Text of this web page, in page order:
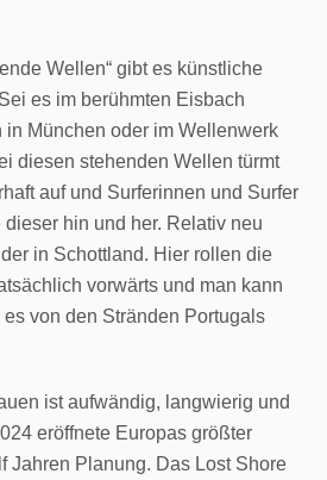
Wellen“ gibt es künstliche
es im berühmten Eisbach
in München oder im Wellenwerk
diesen stehenden Wellen türmt
auf und Surferinnen und Surfer
hin und her. Relativ neu
in Schottland. Hier rollen die
vorwärts und man kann
von den Stränden Portugals
ist aufwändig, langwierig und
eröffnete Europas größter
Jahren Planung. Das Lost Shore